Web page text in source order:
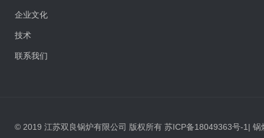
企业文化
技术
联系我们
© 2019 江苏双良锅炉有限公司 版权所有 苏ICP备18049363号-1| 锅